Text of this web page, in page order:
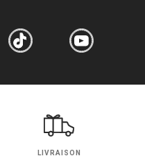
LIVRAISON